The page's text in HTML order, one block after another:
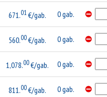
671.01€/gab. 0 gab.
560.00€/gab. 0 gab.
1,078.00€/gab. 0 gab.
811.00€/gab. 0 gab.